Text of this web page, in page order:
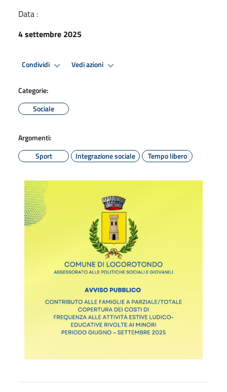
Data :
4 settembre 2025
Condividi Vedi azioni
Categorie:
Sociale
Argomenti:
Sport
Integrazione sociale Tempo libero